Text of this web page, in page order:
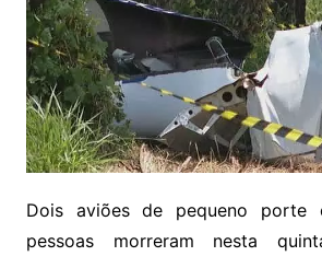
Dois aviões de pequeno porte
pessoas morreram nesta